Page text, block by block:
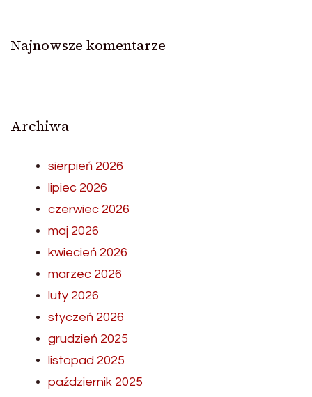
Najnowsze komentarze
Archiwa
sierpień 2026
lipiec 2026
czerwiec 2026
maj 2026
kwiecień 2026
marzec 2026
luty 2026
styczeń 2026
grudzień 2025
listopad 2025
październik 2025